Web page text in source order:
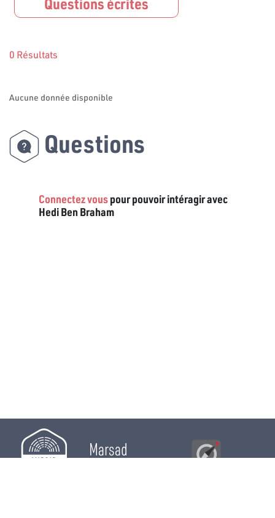
0 Résultats
Aucune donnée disponible
Questions
Connectez vouspour pouvoir intéragir avec
Hedi Ben Braham
Marsad